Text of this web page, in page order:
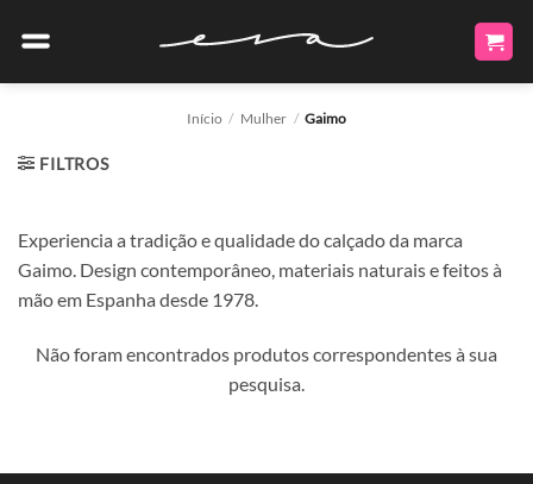
Início / Mulher / Gaimo
FILTROS
Experiencia a tradição e qualidade do calçado da marca
Gaimo. Design contemporâneo, materiais naturais e feitos à
mão em Espanha desde 1978.
Não foram encontrados produtos correspondentes à sua
pesquisa.